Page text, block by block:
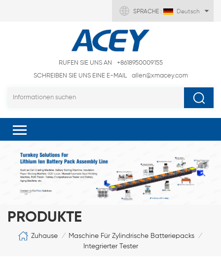
SPRACHE : Deutsch
RUFEN SIE UNS AN
+8618950009155
SCHREIBEN SIE UNS EINE E-MAIL
allen@xmacey.com
PRODUKTE
Zuhause / Maschine Für Zylindrische Batteriepacks /
Integrierter Tester